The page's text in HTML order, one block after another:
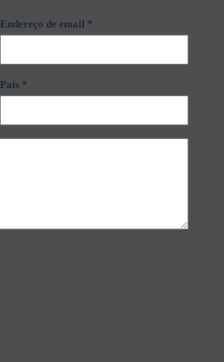
Endereço de email *
País *